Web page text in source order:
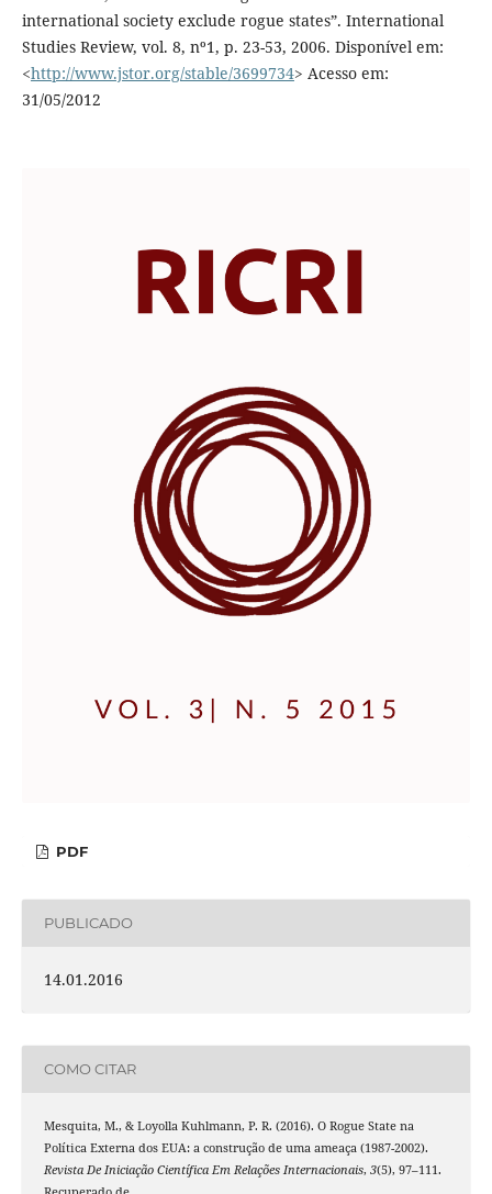
international society exclude rogue states”. International
Studies Review, vol. 8, nº1, p. 23-53, 2006. Disponível em:
<http://www.jstor.org/stable/3699734> Acesso em:
31/05/2012
PDF
PUBLICADO
14.01.2016
COMO CITAR
Mesquita, M., & Loyolla Kuhlmann, P. R. (2016). O Rogue State na
Política Externa dos EUA: a construção de uma ameaça (1987-2002).
Revista De Iniciação Científica Em Relações Internacionais, 3(5), 97–111.